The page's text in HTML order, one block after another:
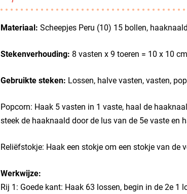
Materiaal: Scheepjes Peru (10) 15 bollen,
Stekenverhouding: 8 vasten x 9 toeren = 10 x 10
Gebruikte steken: Lossen, halve vasten, vasten,
Popcorn: Haak 5 vasten in 1 vaste, haal de
steek de haaknaald door de lus van de 5e vaste en
Reliëfstokje: Haak een stokje om een stokje van de
Werkwijze:
Rij 1: Goede kant: Haak 63 lossen, begin in de 2e 1